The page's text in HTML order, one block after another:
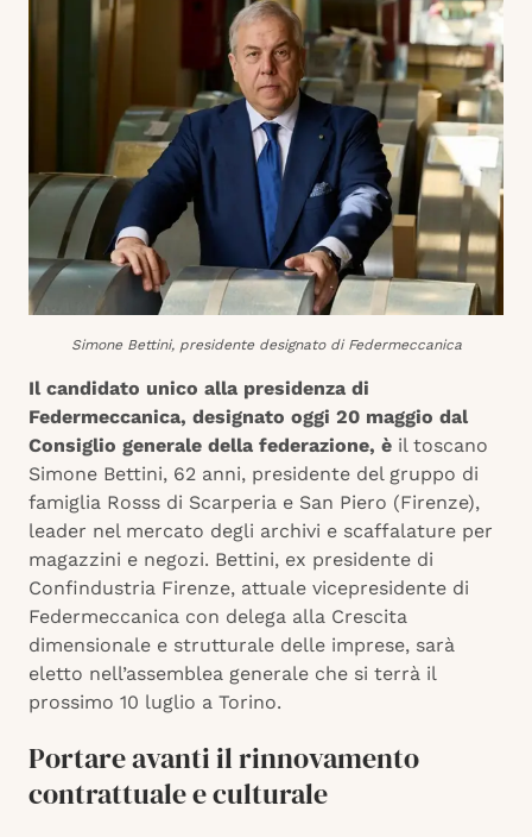
Simone Bettini, presidente designato di Federmeccanica
Il candidato unico alla presidenza di
Federmeccanica, designato oggi 20 maggio dal
Consiglio generale della federazione, è il toscano
Simone Bettini, 62 anni, presidente del gruppo di
famiglia Rosss di Scarperia e San Piero (Firenze),
leader nel mercato degli archivi e scaffalature per
magazzini e negozi. Bettini, ex presidente di
Confindustria Firenze, attuale vicepresidente di
Federmeccanica con delega alla Crescita
dimensionale e strutturale delle imprese, sarà
eletto nell’assemblea generale che si terrà il
prossimo 10 luglio a Torino.
Portare avanti il rinnovamento
contrattuale e culturale